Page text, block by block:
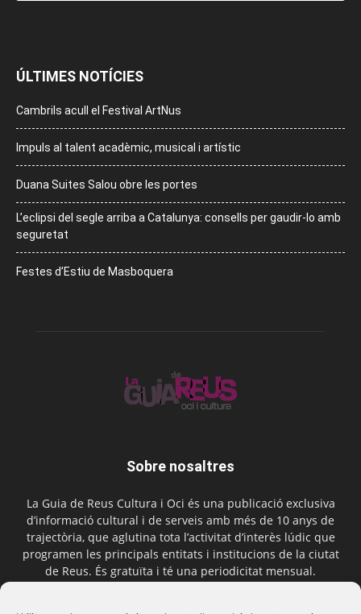
ÚLTIMES NOTÍCIES
Cambrils acull el Festival ArtNus
Impuls al talent acadèmic, musical i artístic
Duana Suites Salou obre les portes
L’eclipsi del segle arriba a Catalunya: consells per gaudir-lo amb
seguretat
Festes d’Estiu de Masboquera
Sobre nosaltres
La Guia de Reus Cultura i Oci és una publicació exclusiva
d’informació cultural i de serveis amb més de 10 anys de
trajectòria, que aglutina tota l’activitat d’interès lúdic que
programen les principals entitats i institucions de la ciutat
de Reus. És gratuïta i té una periodicitat mensual.